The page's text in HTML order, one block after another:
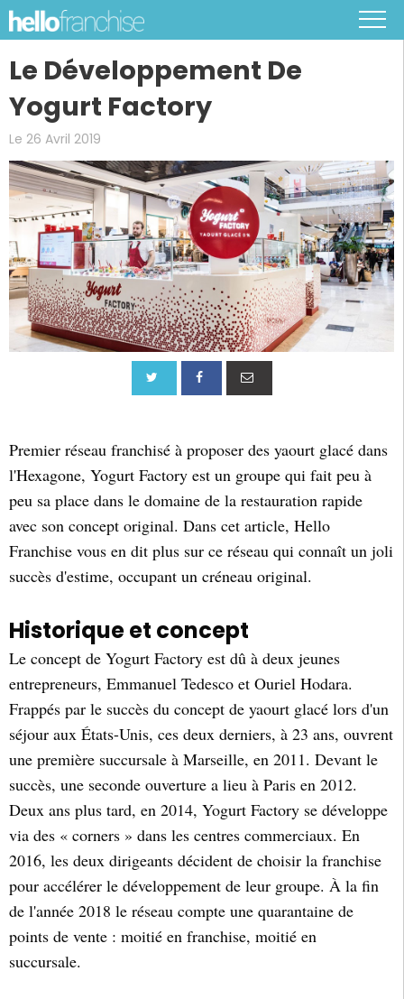
Le Développement De
Yogurt Factory
Le 26 Avril 2019
Premier réseau franchisé à proposer des yaourt glacé dans
l'Hexagone, Yogurt Factory est un groupe qui fait peu à
peu sa place dans le domaine de la restauration rapide
avec son concept original. Dans cet article, Hello
Franchise vous en dit plus sur ce réseau qui connaît un joli
succès d'estime, occupant un créneau original.
Historique et concept
Le concept de Yogurt Factory est dû à deux jeunes
entrepreneurs, Emmanuel Tedesco et Ouriel Hodara.
Frappés par le succès du concept de yaourt glacé lors d'un
séjour aux États-Unis, ces deux derniers, à 23 ans, ouvrent
une première succursale à Marseille, en 2011. Devant le
succès, une seconde ouverture a lieu à Paris en 2012.
Deux ans plus tard, en 2014, Yogurt Factory se développe
via des « corners » dans les centres commerciaux. En
2016, les deux dirigeants décident de choisir la franchise
pour accélérer le développement de leur groupe. À la fin
de l'année 2018 le réseau compte une quarantaine de
points de vente : moitié en franchise, moitié en
succursale.